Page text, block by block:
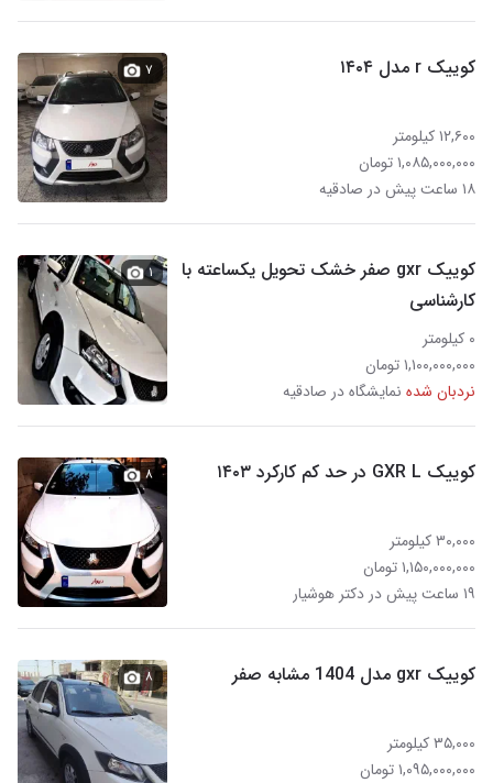
کوییک r مدل ۱۴۰۴
۱۲,۶۰۰ کیلومتر
۱,۰۸۵,۰۰۰,۰۰۰ تومان
۱۸ ساعت پیش در صادقیه
۷
کوییک gxr صفر خشک تحویل یکساعته با
کارشناسی
۰ کیلومتر
۱,۱۰۰,۰۰۰,۰۰۰ تومان
نردبان شده نمایشگاه در صادقیه
۱
کوییک GXR L در حد کم کارکرد ۱۴۰۳
۳۰,۰۰۰ کیلومتر
۱,۱۵۰,۰۰۰,۰۰۰ تومان
۱۹ ساعت پیش در دکتر هوشیار
۸
کوییک gxr مدل 1404 مشابه صفر
۳۵,۰۰۰ کیلومتر
۱,۰۹۵,۰۰۰,۰۰۰ تومان
۸